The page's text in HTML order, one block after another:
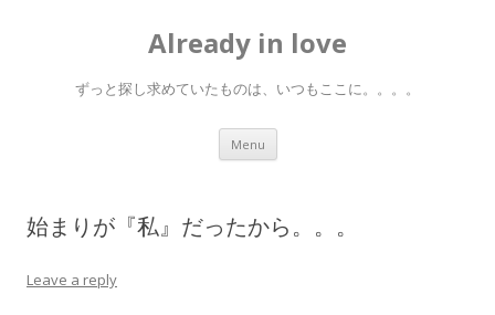
Already in love
ずっと探し求めていたものは、いつもここに。。。。
Menu Skip
content
始まりが『私』だったから。。。
Leave a reply